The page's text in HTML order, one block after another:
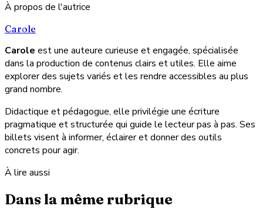
À propos de l'autrice
Carole
Carole est une auteure curieuse et engagée, spécialisée
dans la production de contenus clairs et utiles. Elle aime
explorer des sujets variés et les rendre accessibles au plus
grand nombre.
Didactique et pédagogue, elle privilégie une écriture
pragmatique et structurée qui guide le lecteur pas à pas. Ses
billets visent à informer, éclairer et donner des outils
concrets pour agir.
À lire aussi
Dans la même rubrique